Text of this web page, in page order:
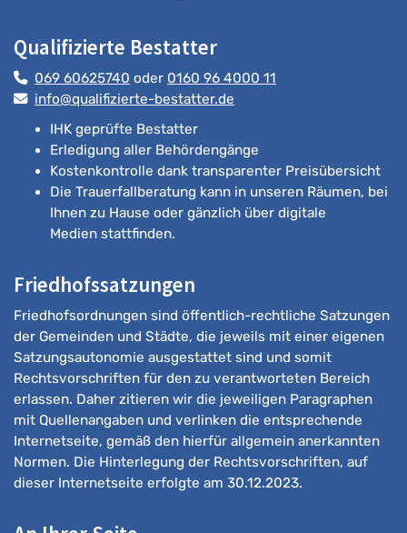
Qualifizierte Bestatter
069 60625740 oder 0160 96 4000 11
info@qualifizierte-bestatter.de
IHK geprüfte Bestatter
Erledigung aller Behördengänge
Kostenkontrolle dank transparenter Preisübersicht
Die Trauerfallberatung kann in unseren Räumen, bei
Ihnen zu Hause oder gänzlich über digitale
Medien stattfinden.
Friedhofssatzungen
Friedhofsordnungen sind öffentlich-rechtliche Satzungen
der Gemeinden und Städte, die jeweils mit einer eigenen
Satzungsautonomie ausgestattet sind und somit
Rechtsvorschriften für den zu verantworteten Bereich
erlassen. Daher zitieren wir die jeweiligen Paragraphen
mit Quellenangaben und verlinken die entsprechende
Internetseite, gemäß den hierfür allgemein anerkannten
Normen. Die Hinterlegung der Rechtsvorschriften, auf
dieser Internetseite erfolgte am 30.12.2023.